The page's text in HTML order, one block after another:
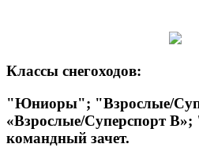
Классы снегоходов:
"Юниоры"; "Взрослые/
«Взрослые/Суперспорт
командный зачет.